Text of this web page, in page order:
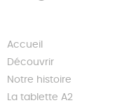
Accueil
Découvrir
Notre histoire
La tablette A2